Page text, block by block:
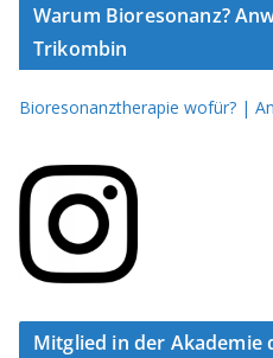
Warum Bioresonanz?
Trikombin
Bioresonanztherapie wofür? |
Mitglied in der Akademie